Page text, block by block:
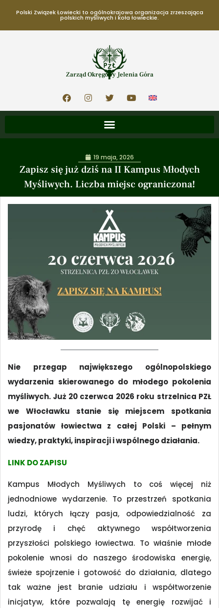
Polski Związek Łowiecki to ogólnokrajowa organizacja zrzeszająca
polskich myśliwych i koła łowieckie.
Zarząd Okręgowy Jelenia Góra
Zapisz się już dziś na II Kampus Młodych
Myśliwych. Liczba miejsc ograniczona!
19 maja, 2026
Nie przegap największego ogólnopolskiego
wydarzenia skierowanego do młodego pokolenia
myśliwych. Już 20 czerwca 2026 roku strzelnica PZŁ
we Włocławku stanie się miejscem spotkania
pasjonatów łowiectwa z całej Polski – pełnym
wiedzy, praktyki, inspiracji i wspólnego działania.
LINK DO ZAPISU
Kampus Młodych Myśliwych to coś więcej niż
jednodniowe wydarzenie. To przestrzeń spotkania
ludzi, których łączy pasja, odpowiedzialność za
przyrodę i chęć aktywnego współtworzenia
przyszłości polskiego łowiectwa. To właśnie młode
pokolenie wnosi do naszego środowiska energię,
świeże spojrzenie i gotowość do działania, dlatego
tak ważne jest branie udziału i współtworzenie
inicjatyw, które pozwalają tę energię rozwijać i